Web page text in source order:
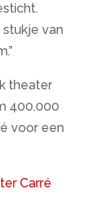
van
theater
400.000
voor een
Carré